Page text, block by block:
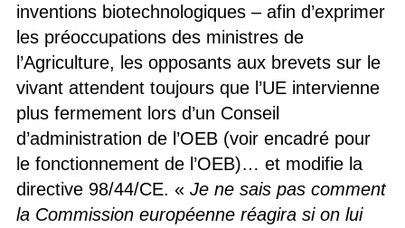
inventions biotechnologiques – afin d’exprimer
les préoccupations des ministres de
l’Agriculture, les opposants aux brevets sur le
vivant attendent toujours que l’UE intervienne
plus fermement lors d’un Conseil
d’administration de l’OEB (voir encadré pour
le fonctionnement de l’OEB)… et modifie la
directive 98/44/CE. « Je ne sais pas comment
la Commission européenne réagira si on lui